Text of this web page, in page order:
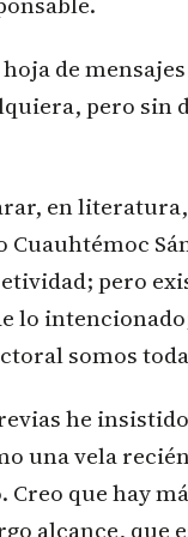
de
pero sin
en
Cuauhtémoc
pero
lo
somos
he
una vela
Creo que hay
alcance, que